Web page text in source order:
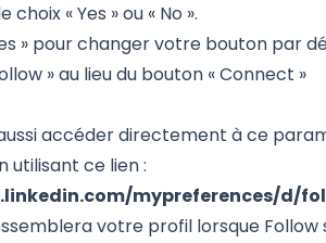
« Yes » ou « No ».
» pour changer votre bouton par
» au lieu du bouton « Connect »
accéder directement à ce
utilisant ce lien :
mypreferences/d/
votre profil lorsque Follow